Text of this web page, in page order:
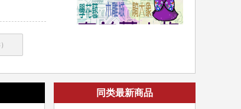
同类最新商品